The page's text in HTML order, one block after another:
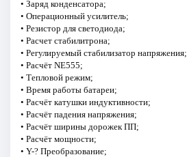
• Заряд конденсатора;
• Операционный усилитель;
• Резистор для светодиода;
• Расчет стабилитрона;
• Регулируемый стабилизатор напряжения;
• Расчёт NE555;
• Тепловой режим;
• Время работы батареи;
• Расчёт катушки индуктивности;
• Расчёт падения напряжения;
• Расчёт ширины дорожек ПП;
• Расчёт мощности;
• Y-? Преобразование;